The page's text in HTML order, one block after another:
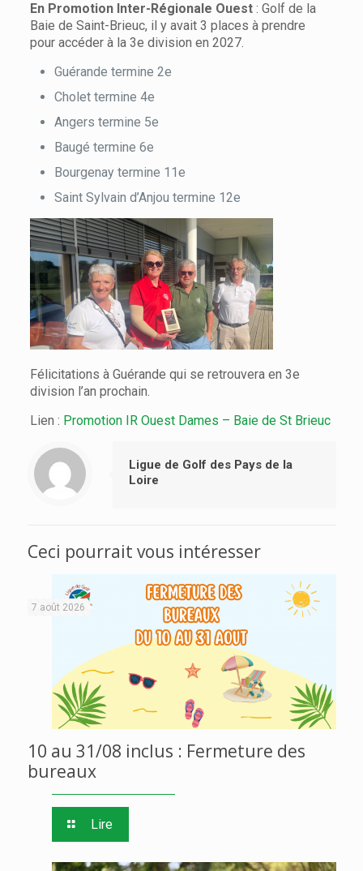
En Promotion Inter-Régionale Ouest : Golf de la
Baie de Saint-Brieuc, il y avait 3 places à prendre
pour accéder à la 3e division en 2027.
Guérande termine 2e
Cholet termine 4e
Angers termine 5e
Baugé termine 6e
Bourgenay termine 11e
Saint Sylvain d’Anjou termine 12e
Félicitations à Guérande qui se retrouvera en 3e
division l’an prochain.
Lien : Promotion IR Ouest Dames – Baie de St Brieuc
Ligue de Golf des Pays de la
Loire
Ceci pourrait vous intéresser
7 août 2026
10 au 31/08 inclus : Fermeture des
bureaux
Lire